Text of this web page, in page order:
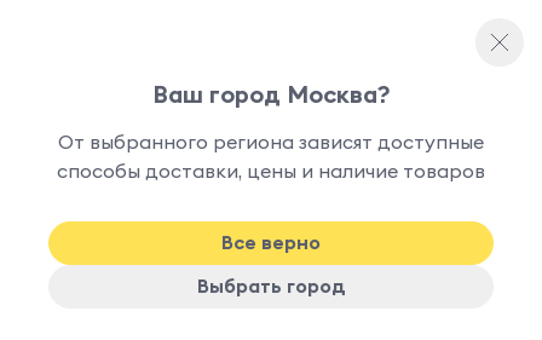
наличии
Ваш город Москва?
От выбранного региона зависят доступные
способы доставки, цены и наличие товаров
Все верно
Выбрать город